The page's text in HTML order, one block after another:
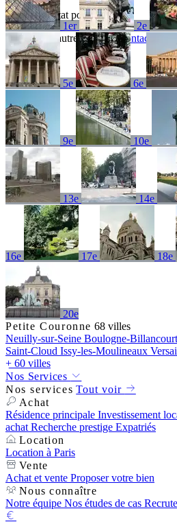
1er 2e
5e 6e
9e 10e
13e 14e
16e 17e 18e
20e
Petite Couronne 68 villes
Neuilly-sur-Seine Boulogne-Billancourt
Saint-Cloud Issy-les-Moulineaux
+ 60 villes
Nos Services
Nos services Tout voir
Achat
Résidence principale Investissement
achat Recherche prestige Expatriés
Location
Location à Paris
Vente
Achat et vente Proposer votre bien
Nous connaître
Notre équipe Nos études de cas
Aucun résultat pour
Essayez un autre terme oucontactez-